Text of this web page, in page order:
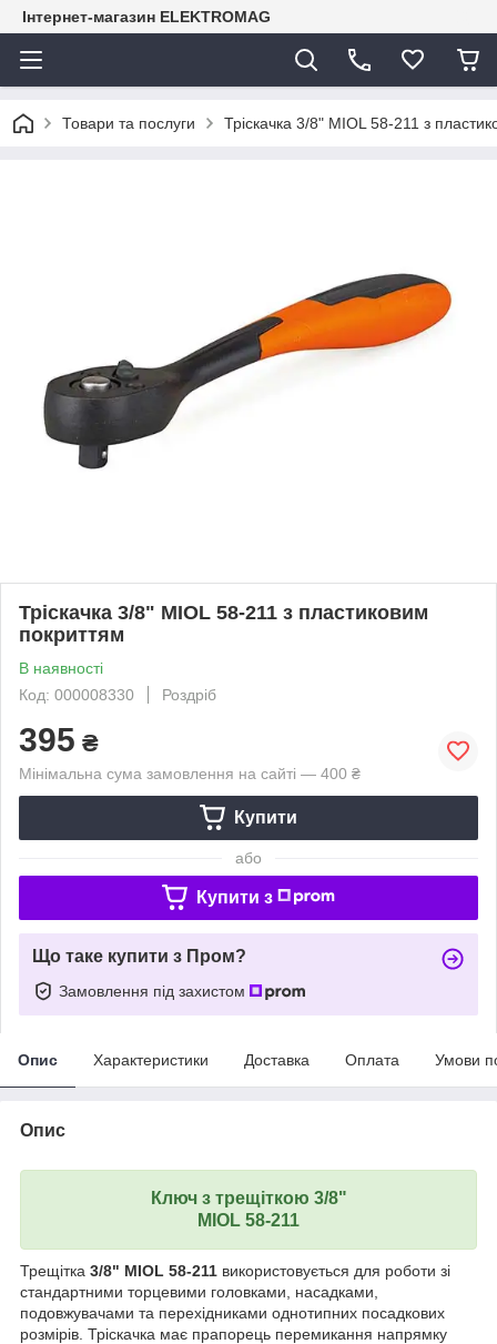
Інтернет-магазин ELEKTROMAG
Товари та послуги Тріскачка 3/8" MIOL 58-211 з
Тріскачка 3/8" MIOL 58-211 з пластиковим
покриттям
В наявності
Код: 000008330
Роздріб
395 ₴
Мінімальна сума замовлення на сайті — 400 ₴
Купити
або
Купити з
Що таке купити з Пром?
Замовлення під захистом
Опис Характеристики Доставка Оплата Умови
Опис
Ключ з трещіткою 3/8"
MIOL 58-211
Трещітка 3/8" MIOL 58-211 використовується для роботи зі
стандартними торцевими головками, насадками,
подовжувачами та перехідниками однотипних посадкових
розмірів. Тріскачка має прапорець перемикання напрямку